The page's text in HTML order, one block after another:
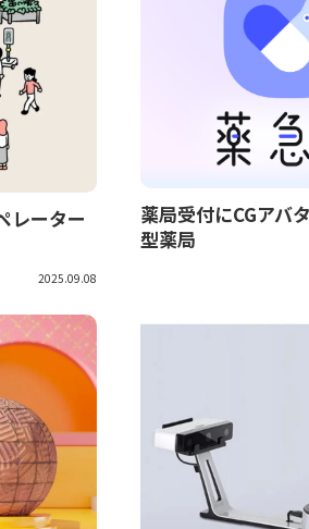
レーター
2025.09.08
薬局受付にCGアバ
型薬局